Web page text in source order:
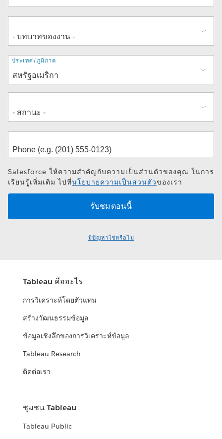
ที่
อยู่
ประเทศ/ภูมิภาค
Salesforce ให้ความสำคัญกับความเป็นส่วนตัวของคุณ ในการ
เรียนรู้เพิ่มเติม ไปที่นโยบายความเป็นส่วนตัวของเรา
มีปัญหาใช่หรือไม่
Tableau คืออะไร
การวิเคราะห์โดยตัวแทน
สร้างวัฒนธรรมข้อมูล
ข้อมูลเชิงลึกของการวิเคราะห์ข้อมูล
Tableau Research
ติดต่อเรา
ชุมชน Tableau
Tableau Public